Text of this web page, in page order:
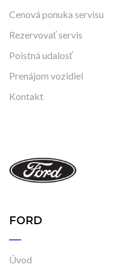
Cenová ponuka servisu
Rezervovať servis
Poistná udalosť
Prenájom vozidiel
Kontakt
FORD
Úvod